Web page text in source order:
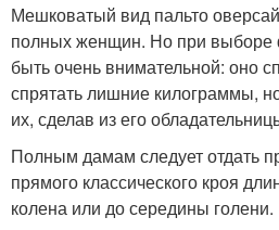
Мешковатый вид пальто
полных женщин. Но при выборе
быть очень внимательной: оно
спрятать лишние килограммы,
их, сделав из его
Полным дамам следует отдать
прямого классического кроя
колена или до середины голени.